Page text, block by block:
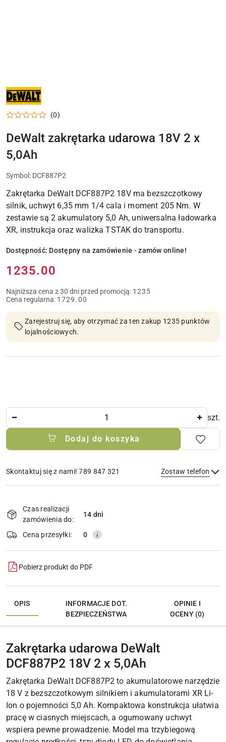
NARZĘDZIA
ELEKTRONARZĘDZIA
DEWALT
DO
DOMU
MONTAŻOWYCH
(0)
DeWalt zakrętarka udarowa 18V 2 x
5,0Ah
Symbol: DCF887P2
Zakrętarka DeWalt DCF887P2 18V ma bezszczotkowy
silnik, uchwyt 6,35 mm 1/4 cala i moment 205 Nm. W
zestawie są 2 akumulatory 5,0 Ah, uniwersalna ładowarka
XR, instrukcja oraz walizka TSTAK do transportu.
Dostępność: Dostępny na zamówienie - zamów online!
Cena:
1235.00
Najniższa cena z 30 dni przed promocją: 1235
Cena regularna: 1729.00
Zarejestruj się, aby otrzymać za ten zakup 1235 punktów
lojalnościowych.
szt.
Dodaj do koszyka
Skontaktuj się z nami! 789 847 321 Zostaw telefon
Wyślij
dostawa
Czas realizacji
zamówienia do:
14 dni
Cena przesyłki: 0
Pobierz produkt do PDF
OPIS
INFORMACJE DOT.
BEZPIECZEŃSTWA
OPINIE I
OCENY (0)
Zakrętarka udarowa DeWalt
DCF887P2 18V 2 x 5,0Ah
Zakrętarka DeWalt DCF887P2 to akumulatorowe narzędzie
18 V z bezszczotkowym silnikiem i akumulatorami XR Li-
Ion o pojemności 5,0 Ah. Kompaktowa konstrukcja ułatwia
pracę w ciasnych miejscach, a ogumowany uchwyt
wspiera pewne prowadzenie. Model ma trzybiegową